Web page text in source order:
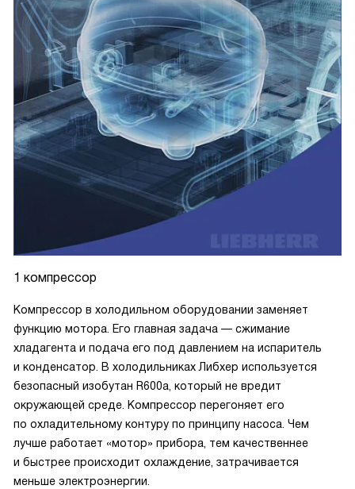
1 компрессор
Компрессор в холодильном оборудовании заменяет
функцию мотора. Его главная задача — сжимание
хладагента и подача его под давлением на испаритель
и конденсатор. В холодильниках Либхер используется
безопасный изобутан R600a, который не вредит
окружающей среде. Компрессор перегоняет его
по охладительному контуру по принципу насоса. Чем
лучше работает «мотор» прибора, тем качественнее
и быстрее происходит охлаждение, затрачивается
меньше электроэнергии.